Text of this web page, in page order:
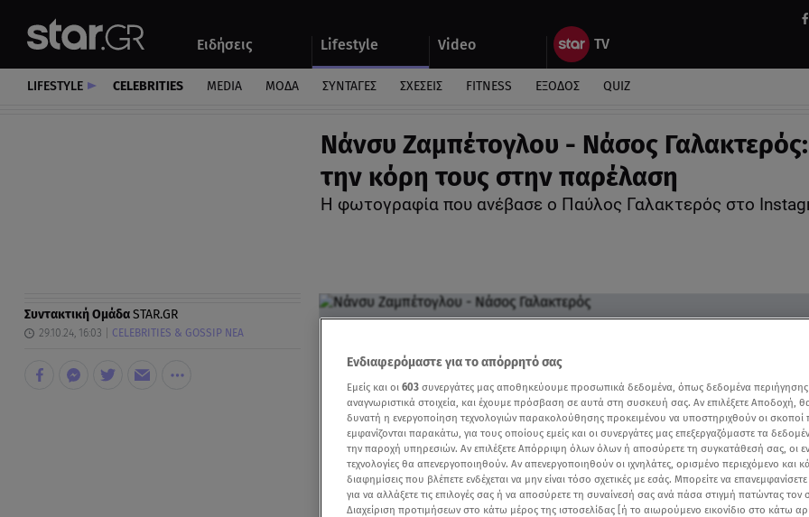
Ειδήσεις Lifestyle Video
Αυτοκίνητο
LIFESTYLE CELEBRITIES MEDIA ΜΟΔΑ ΣΥΝΤΑΓΕΣ ΣΧΕΣΕΙΣ FITNESS ΕΞΟΔΟΣ QUIZ
Νάνσυ Ζαμπέτογλου - Νάσος
την κόρη τους στην παρέλαση
Η φωτογραφία που ανέβασε ο Παύλος Γαλακτερός στο
Συντακτική ΟμάδαSTAR.GR
29.10.24, 16:03 CELEBRITIES & GOSSIP ΝΕΑ
Ενδιαφερόμαστε για το απόρρητό σας
Εμείς και οι 603 συνεργάτες μας αποθηκεύουμε προσωπικά δεδομένα, όπως δεδομένα
αναγνωριστικά στοιχεία, και έχουμε πρόσβαση σε αυτά στη συσκευή σας. Αν επιλέξετε Αποδοχή,
δυνατή η ενεργοποίηση τεχνολογιών παρακολούθησης προκειμένου να υποστηριχθούν οι σκοποί
εμφανίζονται παρακάτω, για τους οποίους εμείς και οι συνεργάτες μας επεξεργαζόμαστε τα
την παροχή υπηρεσιών. Αν επιλέξετε Απόρριψη όλων όλων ή αποσύρετε τη συγκατάθεσή σας, οι
τεχνολογίες θα απενεργοποιηθούν. Αν απενεργοποιηθούν οι ιχνηλάτες, ορισμένο περιεχόμενο και
διαφημίσεις που βλέπετε ενδέχεται να μην είναι τόσο σχετικές με εσάς. Μπορείτε να
για να αλλάξετε τις επιλογές σας ή να αποσύρετε τη συναίνεσή σας ανά πάσα στιγμή πατώντας τον
Διαχείριση προτιμήσεων στο κάτω μέρος της ιστοσελίδας [ή το αιωρούμενο εικονίδιο στο κάτω